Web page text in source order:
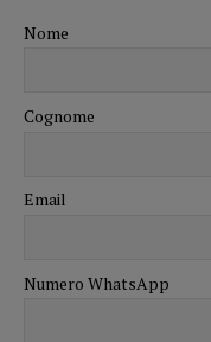
Nome
Cognome
Email
Numero WhatsApp